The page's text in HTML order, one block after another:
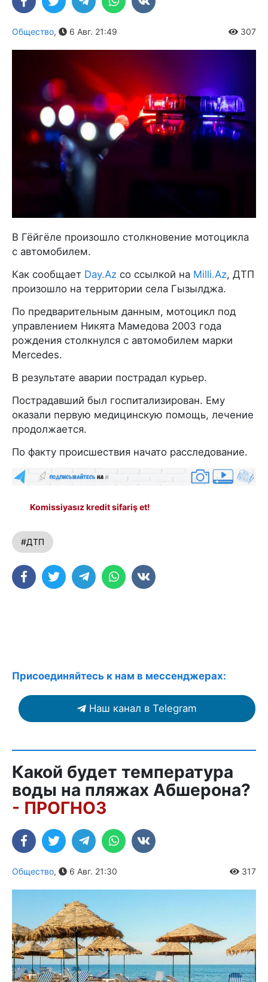
Общество, 6 Авг. 21:49 307
В Гёйгёле произошло столкновение мотоцикла
с автомобилем.
Как сообщает Day.Az со ссылкой на Milli.Az, ДТП
произошло на территории села Гызылджа.
По предварительным данным, мотоцикл под
управлением Никята Мамедова 2003 года
рождения столкнулся с автомобилем марки
Mercedes.
В результате аварии пострадал курьер.
Пострадавший был госпитализирован. Ему
оказали первую медицинскую помощь, лечение
продолжается.
По факту происшествия начато расследование.
Komissiyasız kredit sifariş et!
#ДТП
Присоединяйтесь к нам в мессенджерах:
Наш канал в Telegram
Какой будет температура
воды на пляжах Абшерона?
- ПРОГНОЗ
Общество, 6 Авг. 21:30 317